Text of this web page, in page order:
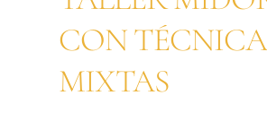
CON
MIXTAS